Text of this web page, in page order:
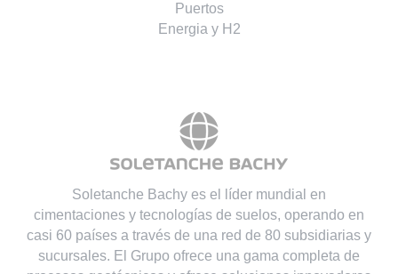
Puertos
Energia y H2
Soletanche Bachy es el líder mundial en
cimentaciones y tecnologías de suelos, operando en
casi 60 países a través de una red de 80 subsidiarias y
sucursales. El Grupo ofrece una gama completa de